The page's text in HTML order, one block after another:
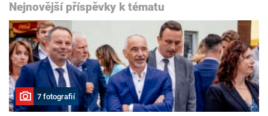
Nejnovější příspěvky k tématu
7 fotografií